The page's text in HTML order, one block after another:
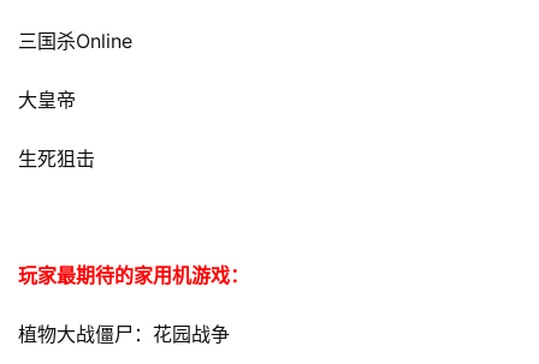
三国杀Online
大皇帝
生死狙击
玩家最期待的家用机游戏：
植物大战僵尸：花园战争